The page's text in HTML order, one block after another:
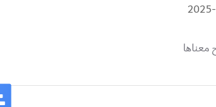
معناها